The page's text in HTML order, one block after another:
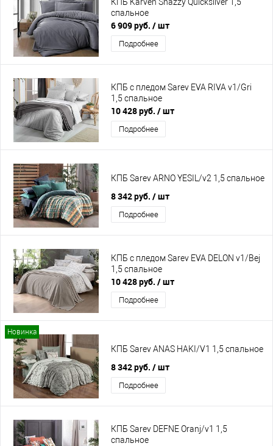
КПБ Karven Snazzy Quicksilver 1,5
спальное
6 909 руб. / шт
Подробнее
КПБ с пледом Sarev EVA RIVA v1/Gri
1,5 спальное
10 428 руб. / шт
Подробнее
КПБ Sarev ARNO YESIL/v2 1,5 спальное
8 342 руб. / шт
Подробнее
КПБ с пледом Sarev EVA DELON v1/Bej
1,5 спальное
10 428 руб. / шт
Подробнее
Новинка
КПБ Sarev ANAS HAKI/V1 1,5 спальное
8 342 руб. / шт
Подробнее
КПБ Sarev DEFNE Oranj/v1 1,5
спальное